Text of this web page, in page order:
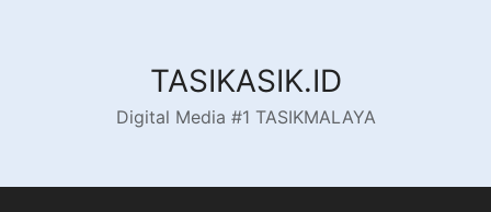
TASIKASIK.ID
Digital Media #1 TASIKMALAYA